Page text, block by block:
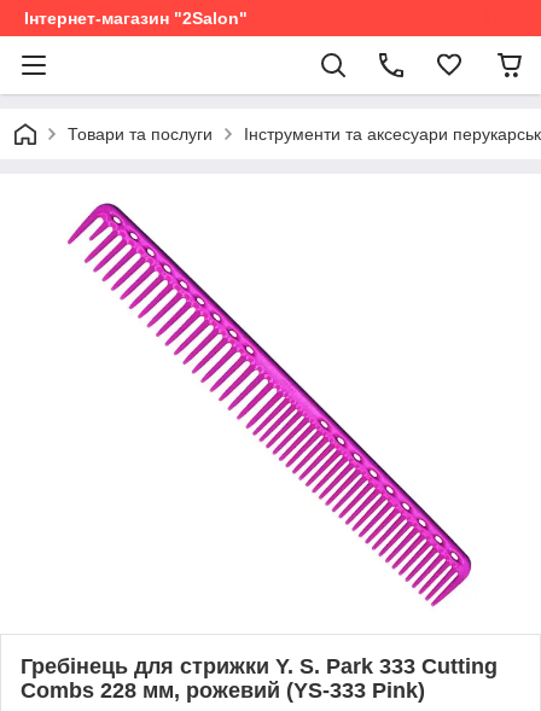
Інтернет-магазин "2Salon"
Товари та послуги Інструменти та аксесуари
Гребінець для стрижки Y. S. Park 333 Cutting
Combs 228 мм, рожевий (YS-333 Pink)